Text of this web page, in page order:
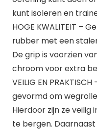
kunt isoleren en
HOGE KWALITEIT –
rubber met een
De grip is voorzien
chroom voor extra
VEILIG EN
gevormd om
Hierdoor zijn ze veilig
te bergen.